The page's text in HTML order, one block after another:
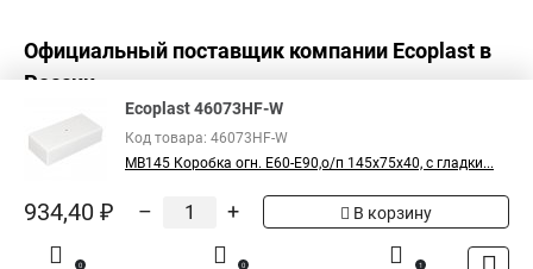
Официальный поставщик компании Ecoplast в
России
Ecoplast 46073HF-W
Код товара: 46073HF-W
MB145 Коробка огн. E60-E90,о/п 145х75х40, с гладки...
934,40 ₽ – + В корзину
0 0 1